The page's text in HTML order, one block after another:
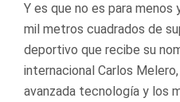
Y es que no es para menos
mil metros cuadrados de
deportivo que recibe su
internacional Carlos
avanzada tecnología y los